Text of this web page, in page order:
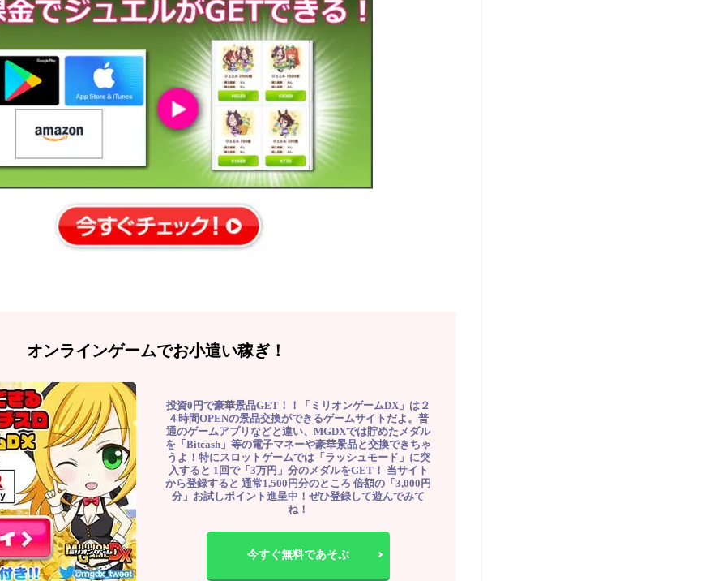
オンラインゲームでお小遣い稼ぎ！
投資0円で豪華景品GET！！「ミリオンゲームDX」は２
４時間OPENの景品交換ができるゲームサイトだよ。普
通のゲームアプリなどと違い、MGDXでは貯めたメダル
を「Bitcash」等の電子マネーや豪華景品と交換できちゃ
うよ！特にスロットゲームでは「ラッシュモード」に突
入すると 1回で「3万円」分のメダルをGET！ 当サイト
から登録すると 通常1,500円分のところ 倍額の「3,000円
分」お試しポイント進呈中！ぜひ登録して遊んでみて
ね！
今すぐ無料であそぶ